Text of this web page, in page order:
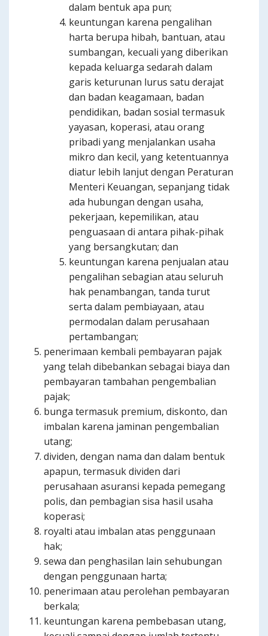
dalam bentuk apa pun;
keuntungan karena pengalihan
harta berupa hibah, bantuan, atau
sumbangan, kecuali yang diberikan
kepada keluarga sedarah dalam
garis keturunan lurus satu derajat
dan badan keagamaan, badan
pendidikan, badan sosial termasuk
yayasan, koperasi, atau orang
pribadi yang menjalankan usaha
mikro dan kecil, yang ketentuannya
diatur lebih lanjut dengan Peraturan
Menteri Keuangan, sepanjang tidak
ada hubungan dengan usaha,
pekerjaan, kepemilikan, atau
penguasaan di antara pihak-pihak
yang bersangkutan; dan
keuntungan karena penjualan atau
pengalihan sebagian atau seluruh
hak penambangan, tanda turut
serta dalam pembiayaan, atau
permodalan dalam perusahaan
pertambangan;
penerimaan kembali pembayaran pajak
yang telah dibebankan sebagai biaya dan
pembayaran tambahan pengembalian
pajak;
bunga termasuk premium, diskonto, dan
imbalan karena jaminan pengembalian
utang;
dividen, dengan nama dan dalam bentuk
apapun, termasuk dividen dari
perusahaan asuransi kepada pemegang
polis, dan pembagian sisa hasil usaha
koperasi;
royalti atau imbalan atas penggunaan
hak;
sewa dan penghasilan lain sehubungan
dengan penggunaan harta;
penerimaan atau perolehan pembayaran
berkala;
keuntungan karena pembebasan utang,